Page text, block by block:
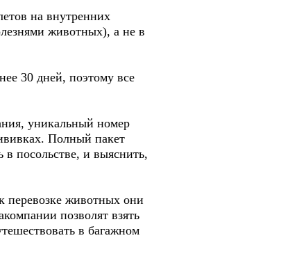
на внутренних
животных), а не в
30 дней, поэтому все
уникальный номер
Полный пакет
в посольстве, и выяснить,
перевозке животных они
позволят взять
в багажном